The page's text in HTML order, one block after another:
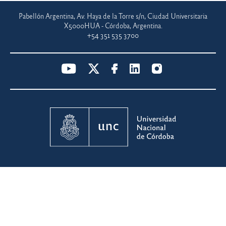
Pabellón Argentina, Av. Haya de la Torre s/n, Ciudad Universitaria
X5000HUA - Córdoba, Argentina.
+54 351 535 3700